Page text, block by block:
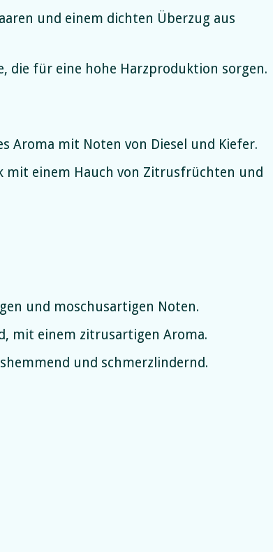
und einem dichten Überzug aus
die für eine hohe Harzproduktion sorgen.
Aroma mit Noten von Diesel und Kiefer.
mit einem Hauch von Zitrusfrüchten und
und moschusartigen Noten.
mit einem zitrusartigen Aroma.
und schmerzlindernd.